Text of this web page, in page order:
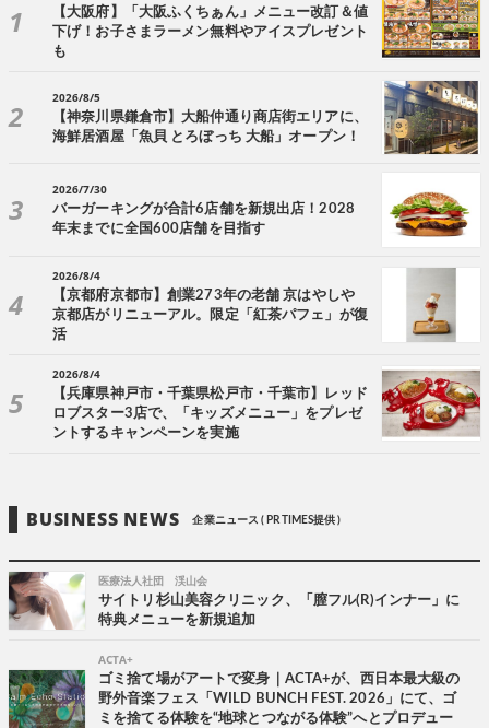
【大阪府】「大阪ふくちぁん」メニュー改訂＆値
下げ！お子さまラーメン無料やアイスプレゼント
も
2026/8/5
【神奈川県鎌倉市】大船仲通り商店街エリアに、
海鮮居酒屋「魚貝 とろぼっち 大船」オープン！
2026/7/30
バーガーキングが合計6店舗を新規出店！2028
年末までに全国600店舗を目指す
2026/8/4
【京都府京都市】創業273年の老舗 京はやしや
京都店がリニューアル。限定「紅茶パフェ」が復
活
2026/8/4
【兵庫県神戸市・千葉県松戸市・千葉市】レッド
ロブスター3店で、「キッズメニュー」をプレゼ
ントするキャンペーンを実施
BUSINESS NEWS 企業ニュース ( PR TIMES提供 )
医療法人社団 渓山会
サイトリ杉山美容クリニック、「膣フル(R)インナー」に
特典メニューを新規追加
ACTA+
ゴミ捨て場がアートで変身｜ACTA+が、西日本最大級の
野外音楽フェス「WILD BUNCH FEST. 2026」にて、ゴ
ミを捨てる体験を“地球とつながる体験”へとプロデュー